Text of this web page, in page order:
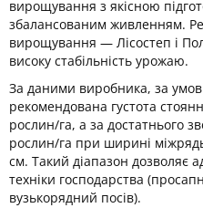
вирощування з якісною
збалансованим живленням.
вирощування — Лісостеп і
високу стабільність урожаю.
За даними виробника, за
рекомендована густота
рослин/га, а за достатнього
рослин/га при ширині
см. Такий діапазон дозволяє
техніки господарства
вузькорядний посів).